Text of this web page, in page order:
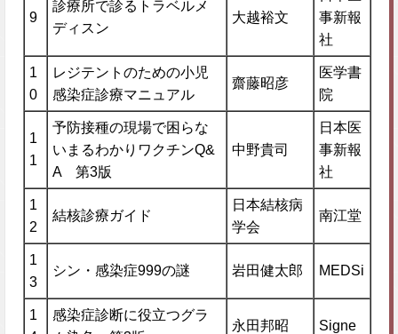
9
診療所で診るトラベルメ
ディスン
大越裕文
事新報
社
1
0
レジテントのための小児
感染症診療マニュアル
齋藤昭彦
医学書
院
1
1
予防接種の現場で困らな
いまるわかりワクチンQ&
A 第3版
中野貴司
日本医
事新報
社
1
2
結核診療ガイド
日本結核病
学会
南江堂
1
3
シン・感染症999の謎 岩田健太郎 MEDSi
1
感染症診断に役立つグラ
永田邦昭 Signe